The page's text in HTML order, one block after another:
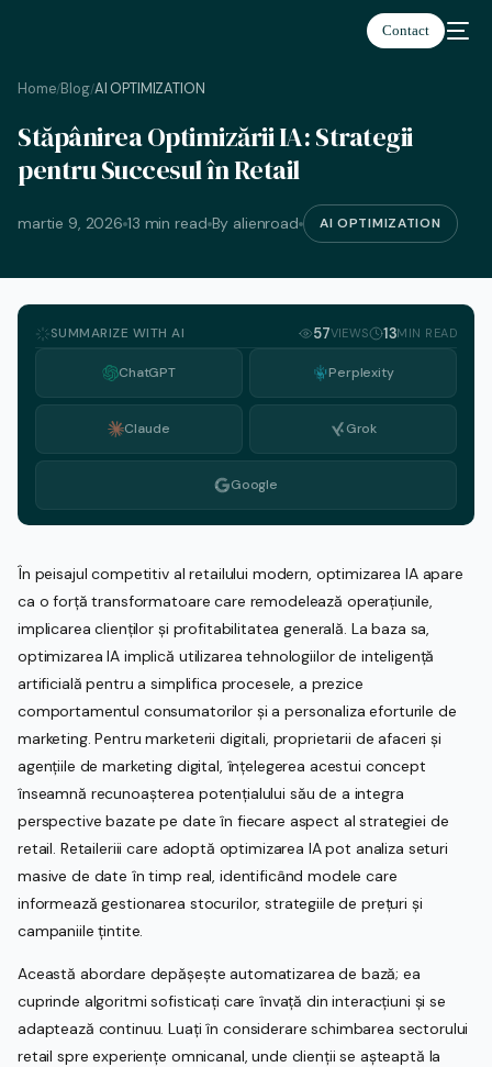
Contact
Home/Blog/AI OPTIMIZATION
Stăpânirea Optimizării IA: Strategii
pentru Succesul în Retail
martie 9, 2026 13 min read By alienroad AI OPTIMIZATION
SUMMARIZE WITH AI 57VIEWS 13MIN READ
ChatGPT Perplexity
Claude Grok
Google
În peisajul competitiv al retailului modern, optimizarea IA apare
ca o forță transformatoare care remodelează operațiunile,
implicarea clienților și profitabilitatea generală. La baza sa,
optimizarea IA implică utilizarea tehnologiilor de inteligență
artificială pentru a simplifica procesele, a prezice
comportamentul consumatorilor și a personaliza eforturile de
marketing. Pentru marketerii digitali, proprietarii de afaceri și
agențiile de marketing digital, înțelegerea acestui concept
înseamnă recunoașterea potențialului său de a integra
perspective bazate pe date în fiecare aspect al strategiei de
retail. Retaileriii care adoptă optimizarea IA pot analiza seturi
masive de date în timp real, identificând modele care
informează gestionarea stocurilor, strategiile de prețuri și
campaniile țintite.
Această abordare depășește automatizarea de bază; ea
cuprinde algoritmi sofisticați care învață din interacțiuni și se
adaptează continuu. Luați în considerare schimbarea sectorului
retail spre experiențe omnicanal, unde clienții se așteaptă la
Română